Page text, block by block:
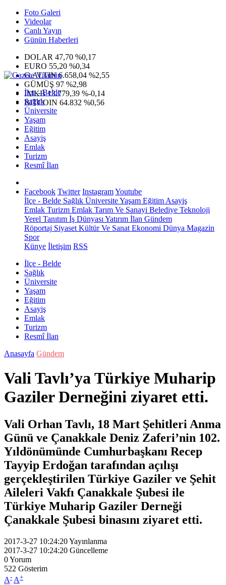
Foto Galeri
Videolar
Canlı Yayın
Günün Haberleri
DOLAR 47,70 %0,17
EURO 55,20 %0,34
G.ALTIN6.658,04 %2,55
GÜMÜŞ 97 %2,98
IMKB13.779,39 %-0,14
BITCOIN 64.832 %0,56
İlçe - Belde
Sağlık
Üniversite
Yaşam
Eğitim
Asayiş
Emlak
Turizm
Resmî İlan
Facebook Twitter InstagramYoutube
İlçe - Belde Sağlık ÜniversiteYaşam Eğitim Asayiş
Emlak Turizm Emlak Tarım Ve Sanayi Belediye Teknoloji
Yerel Tanıtım İş Dünyası Yatırım İlan Gündem
Röportaj Siyaset Kültür Ve Sanat Ekonomi Dünya Magazin
Spor
Künye İletişim RSS
İlçe - Belde
Sağlık
Üniversite
Yaşam
Eğitim
Asayiş
Emlak
Turizm
Resmî İlan
Anasayfa Gündem
Vali Tavlı’ya Türkiye Muharip
Gaziler Derneğini ziyaret etti.
Vali Orhan Tavlı, 18 Mart Şehitleri Anma
Günü ve Çanakkale Deniz Zaferi’nin 102.
Yıldönümünde Cumhurbaşkanı Recep
Tayyip Erdoğan tarafından açılışı
gerçekleştirilen Türkiye Gaziler ve Şehit
Aileleri Vakfı Çanakkale Şubesi ile
Türkiye Muharip Gaziler Derneği
Çanakkale Şubesi binasını ziyaret etti.
2017-3-27 10:24:20Yayınlanma
2017-3-27 10:24:20 Güncelleme
0Yorum
522 Gösterim
A- A+